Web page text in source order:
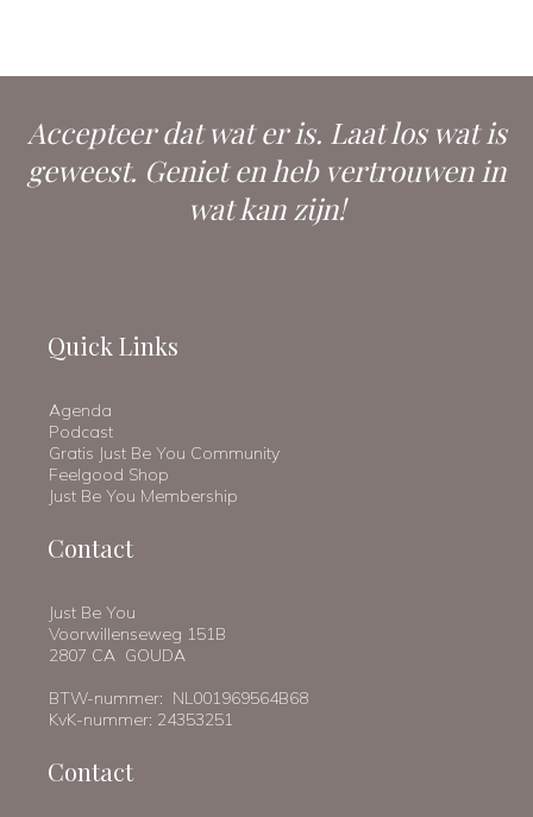
Accepteer dat wat er is. Laat los wat is
geweest. Geniet en heb vertrouwen in
wat kan zijn!
Quick Links
Agenda
Podcast
Gratis Just Be You Community
Feelgood Shop
Just Be You Membership
Contact
Just Be You
Voorwillenseweg 151B
2807 CA GOUDA
BTW-nummer: NL001969564B68
KvK-nummer: 24353251
Contact